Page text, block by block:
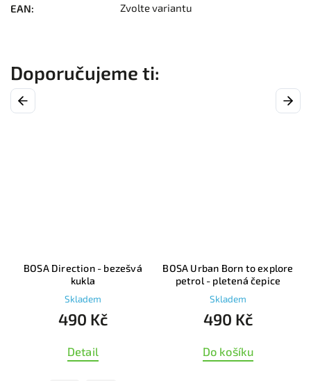
EAN: Zvolte variantu
Previous
BOSA Urban Born to explore
petrol - pletená čepice
Skladem
490 Kč
Do košíku
BOSA Urban Born to explore
khaki - pletená čepice
Skladem
490 Kč
Do košíku
Next